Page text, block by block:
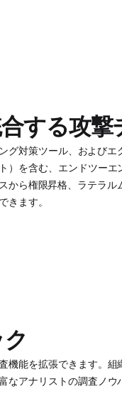
する攻撃
グ対策ツール、およびエ
を含む、エンドツーエ
から権限昇格、ラテラル
きます。
機能を拡張できます。組
なアナリストの調査ノウ